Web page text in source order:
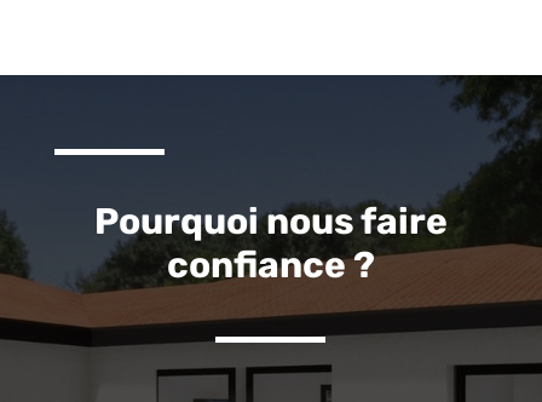
Pourquoi nous faire
confiance ?